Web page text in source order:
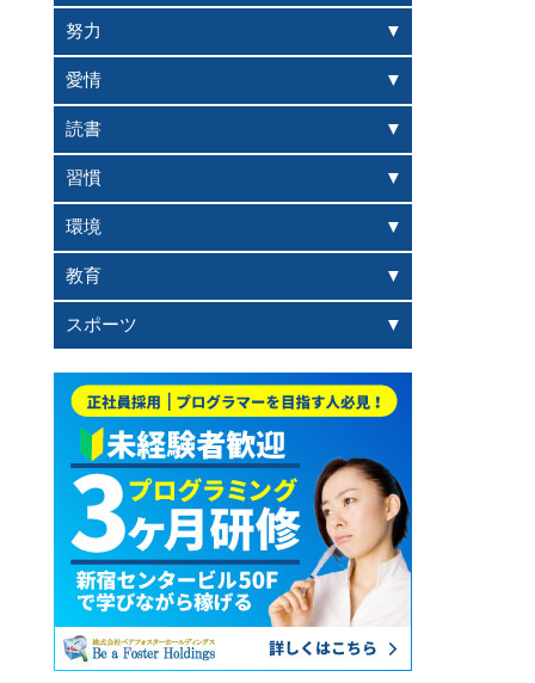
努力
愛情
読書
習慣
環境
教育
スポーツ